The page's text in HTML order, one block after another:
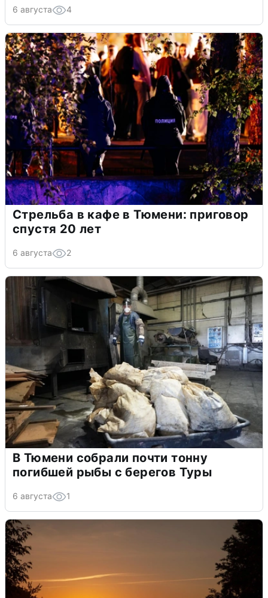
6 августа 4
Стрельба в кафе в Тюмени: приговор
спустя 20 лет
6 августа 2
В Тюмени собрали почти тонну
погибшей рыбы с берегов Туры
6 августа 1